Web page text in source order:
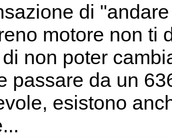
di
motore non ti
non poter
passare da un
esistono